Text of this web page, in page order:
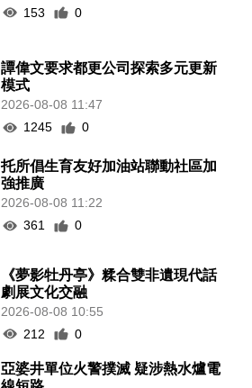
153
0
譚偉文要求都更公司探索多元更新
模式
2026-08-08 11:47
1245
0
托所倡生育友好加油站聯動社區加
強推廣
2026-08-08 11:22
361
0
《夢影牡丹亭》糅合雙非遺現代話
劇展文化交融
2026-08-08 10:55
212
0
亞婆井單位火警撲滅 疑涉熱水爐電